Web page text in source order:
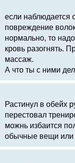
если наблюдается
повреждение
нормально, то
кровь разогнять.
массаж.
А что ты с ними
Растинул в обейх
перестовал
можнь избаится
обычные вещи или